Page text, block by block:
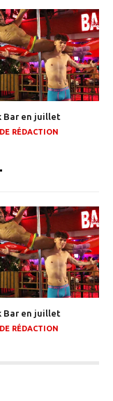
Bar en juillet
RÉDACTION
Bar en juillet
RÉDACTION